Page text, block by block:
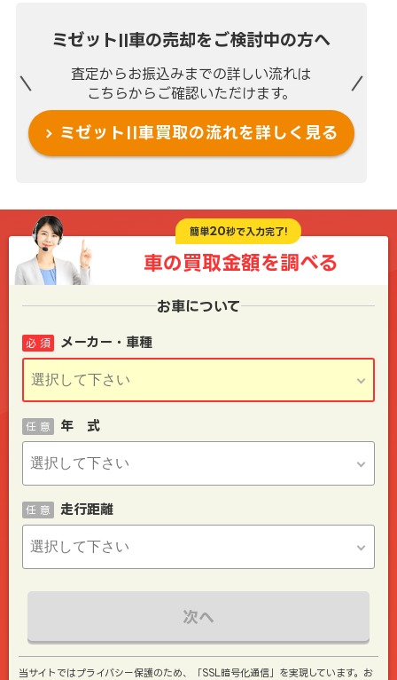
ミゼットII車の売却を ご検討中の方へ
査定からお振込みまでの詳しい流れは
こちらからご確認いただけます。
ミゼットII車買取の流れを詳しく見る
簡単20秒で入力完了!
車の買取金額を調べる
お車について
メーカー・車種
必 須
年 式
任 意
走行距離
任 意
次へ
当サイトではプライバシー保護のため、「SSL暗号化通信」を実現しています。お